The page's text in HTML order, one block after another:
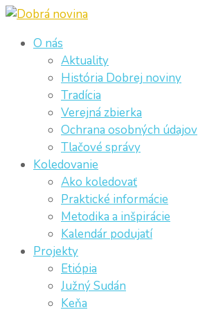
O nás
Aktuality
História Dobrej noviny
Tradícia
Verejná zbierka
Ochrana osobných údajov
Tlačové správy
Koledovanie
Ako koledovať
Praktické informácie
Metodika a inšpirácie
Kalendár podujatí
Projekty
Etiópia
Južný Sudán
Keňa